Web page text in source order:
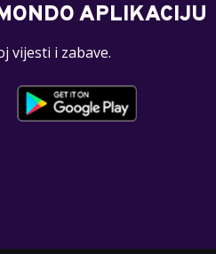
APLIKACIJU
vijesti i zabave.